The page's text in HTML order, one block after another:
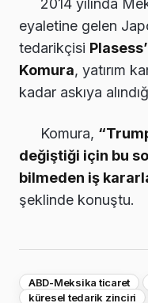
2014 yılında
eyaletine gelen
tedarikçisi
Komura, yatırım
kadar askıya
Komura,
değiştiği için bu
bilmeden iş
şeklinde konuştu.
ABD-Meksika ticaret
küresel tedarik zinciri